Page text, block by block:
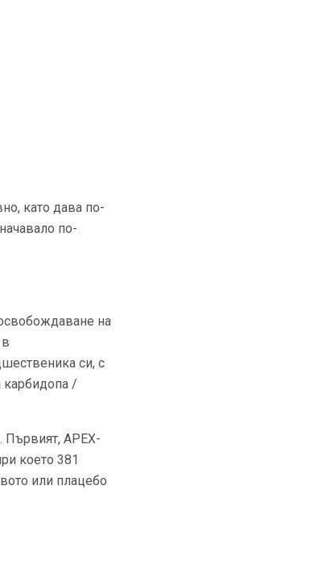
като дава по-
по-
на
си, с
карбидопа /
Първият, APEX-
което 381
или плацебо